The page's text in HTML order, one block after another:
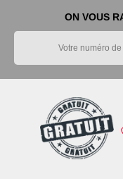
ON VOUS